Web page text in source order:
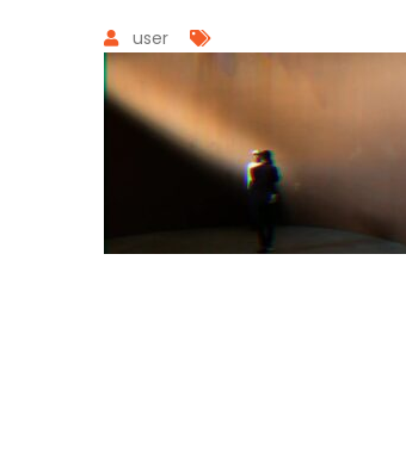
user